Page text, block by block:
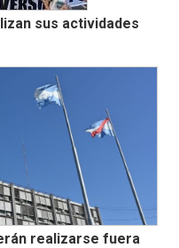
sus actividades
realizarse fuera